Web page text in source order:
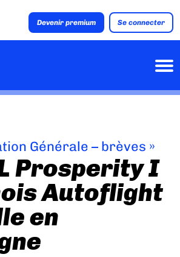
Devenir premium Se connecter
Générale – brèves »
Prosperity I
Autoflight
en